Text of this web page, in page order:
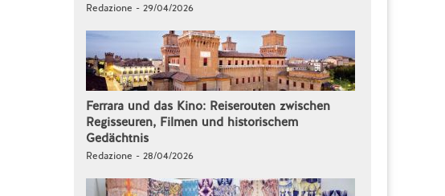
Redazione - 29/04/2026
Ferrara und das Kino: Reiserouten zwischen
Regisseuren, Filmen und historischem
Gedächtnis
Redazione - 28/04/2026